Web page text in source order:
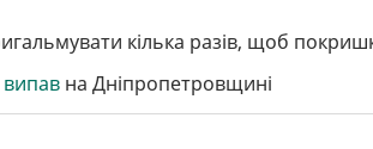
кілька разів, щоб
на Дніпропетровщині